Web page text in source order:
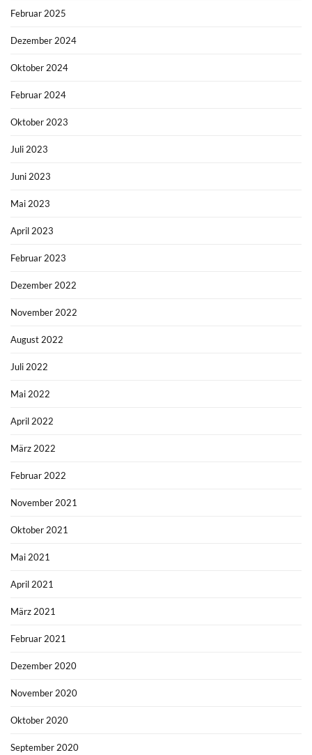
Februar 2025
Dezember 2024
Oktober 2024
Februar 2024
Oktober 2023
Juli 2023
Juni 2023
Mai 2023
April 2023
Februar 2023
Dezember 2022
November 2022
August 2022
Juli 2022
Mai 2022
April 2022
März 2022
Februar 2022
November 2021
Oktober 2021
Mai 2021
April 2021
März 2021
Februar 2021
Dezember 2020
November 2020
Oktober 2020
September 2020